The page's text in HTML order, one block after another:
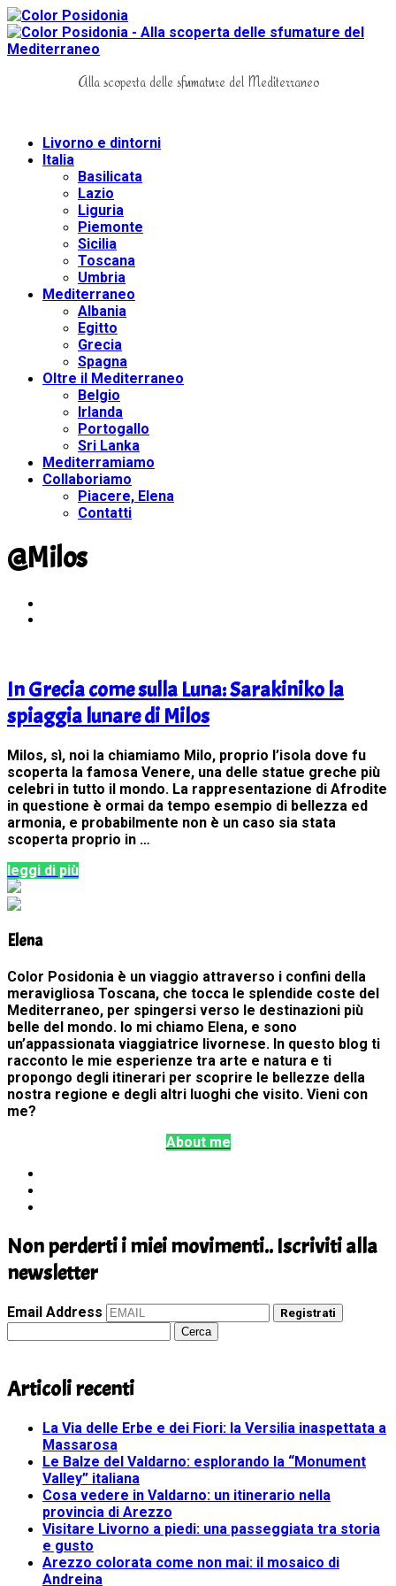
Alla scoperta delle sfumature del Mediterraneo
Livorno e dintorni
Italia
Basilicata
Lazio
Liguria
Piemonte
Sicilia
Toscana
Umbria
Mediterraneo
Albania
Egitto
Grecia
Spagna
Oltre il Mediterraneo
Belgio
Irlanda
Portogallo
Sri Lanka
Mediterramiamo
Collaboriamo
Piacere, Elena
Contatti
@Milos
In Grecia come sulla Luna: Sarakiniko la
spiaggia lunare di Milos
Milos, sì, noi la chiamiamo Milo, proprio l’isola dove fu
scoperta la famosa Venere, una delle statue greche più
celebri in tutto il mondo. La rappresentazione di Afrodite
in questione è ormai da tempo esempio di bellezza ed
armonia, e probabilmente non è un caso sia stata
scoperta proprio in …
leggi di più
Elena
Color Posidonia è un viaggio attraverso i confini della
meravigliosa Toscana, che tocca le splendide coste del
Mediterraneo, per spingersi verso le destinazioni più
belle del mondo. Io mi chiamo Elena, e sono
un’appassionata viaggiatrice livornese. In questo blog ti
racconto le mie esperienze tra arte e natura e ti
propongo degli itinerari per scoprire le bellezze della
nostra regione e degli altri luoghi che visito. Vieni con
me?
About me
Non perderti i miei movimenti.. Iscriviti alla
newsletter
Email Address Registrati
per:
Articoli recenti
La Via delle Erbe e dei Fiori: la Versilia inaspettata a
Massarosa
Le Balze del Valdarno: esplorando la “Monument
Valley” italiana
Cosa vedere in Valdarno: un itinerario nella
provincia di Arezzo
Visitare Livorno a piedi: una passeggiata tra storia
e gusto
Arezzo colorata come non mai: il mosaico di
Andreina